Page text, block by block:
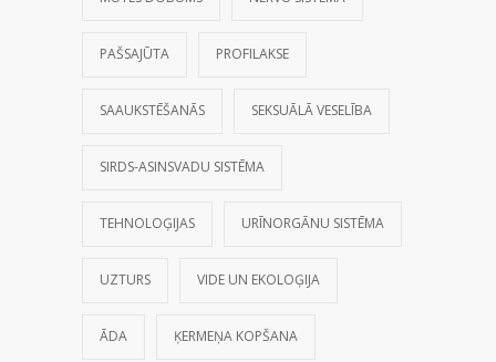
PAŠSAJŪTA PROFILAKSE
SAAUKSTĒŠANĀS SEKSUĀLĀ VESELĪBA
SIRDS-ASINSVADU SISTĒMA
TEHNOLOĢIJAS URĪNORGĀNU SISTĒMA
UZTURS VIDE UN EKOLOĢIJA
ĀDA ĶERMEŅA KOPŠANA